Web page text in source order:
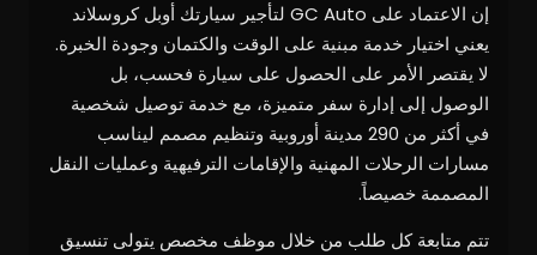
إن الاعتماد على GC Auto لتأجير سيارتك أوبل كروسلاند
يعني اختيار خدمة مبنية على الوقت والكتمان وجودة الخبرة.
لا يقتصر الأمر على الحصول على سيارة فحسب، بل
الوصول إلى إدارة سفر متميزة، مع خدمة توصيل شخصية
في أكثر من 290 مدينة أوروبية وتنظيم مصمم ليناسب
مسارات الرحلات المهنية والإقامات الترفيهية وعمليات النقل
المصممة خصيصاً.
تتم متابعة كل طلب من خلال موظف مخصص يتولى تنسيق